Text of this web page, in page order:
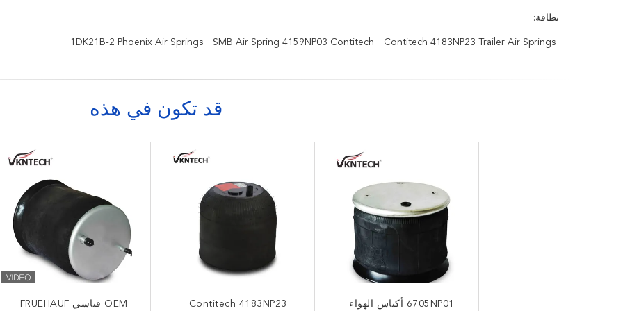
بطاقة:
Contitech 4183NP23 Trailer Air Springs
SMB Air Spring 4159NP03 Contitech
1DK21B-2 Phoenix Air Springs
قد تكون في هذه
كونتيتيك 4913NP03 مقطورة MK316885 MITSUBISHI Air بنز A 942.320.02.21 OEM قياسي FRUEHAUF Contitech 4183NP23 6705NP01 أكياس الهواء